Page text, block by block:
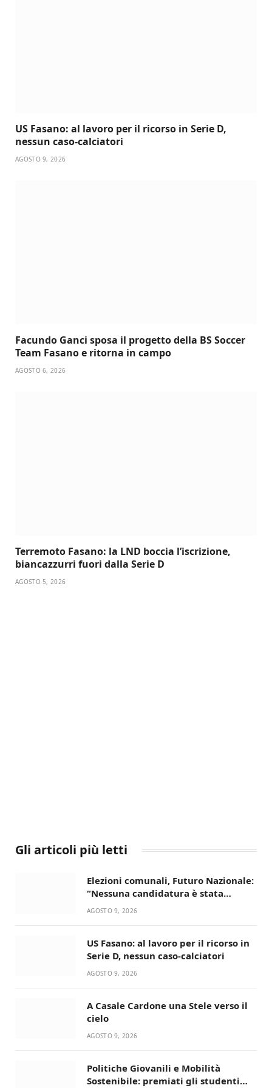
US Fasano: al lavoro per il ricorso in Serie D,
nessun caso-calciatori
AGOSTO 9, 2026
Facundo Ganci sposa il progetto della BS Soccer
Team Fasano e ritorna in campo
AGOSTO 6, 2026
Terremoto Fasano: la LND boccia l’iscrizione,
biancazzurri fuori dalla Serie D
AGOSTO 5, 2026
Gli articoli più letti
Elezioni comunali, Futuro Nazionale:
“Nessuna candidatura è stata
ancora decisa”
AGOSTO 9, 2026
US Fasano: al lavoro per il ricorso in
Serie D, nessun caso-calciatori
AGOSTO 9, 2026
A Casale Cardone una Stele verso il
cielo
AGOSTO 9, 2026
Politiche Giovanili e Mobilità
Sostenibile: premiati gli studenti